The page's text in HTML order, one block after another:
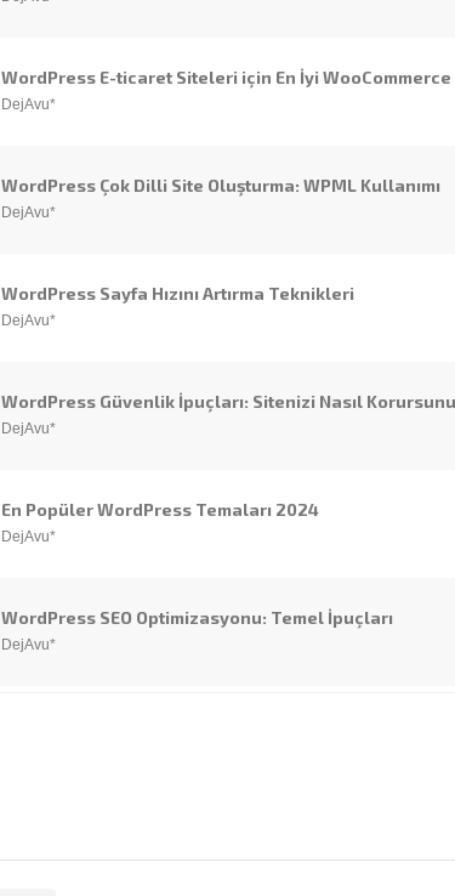
WordPress E-ticaret Siteleri için En İyi
DejAvu*
WordPress Çok Dilli Site Oluşturma: WPML Kullanımı
DejAvu*
WordPress Sayfa Hızını Artırma Teknikleri
DejAvu*
WordPress Güvenlik İpuçları: Sitenizi Nasıl
DejAvu*
En Popüler WordPress Temaları 2024
DejAvu*
WordPress SEO Optimizasyonu: Temel İpuçları
DejAvu*